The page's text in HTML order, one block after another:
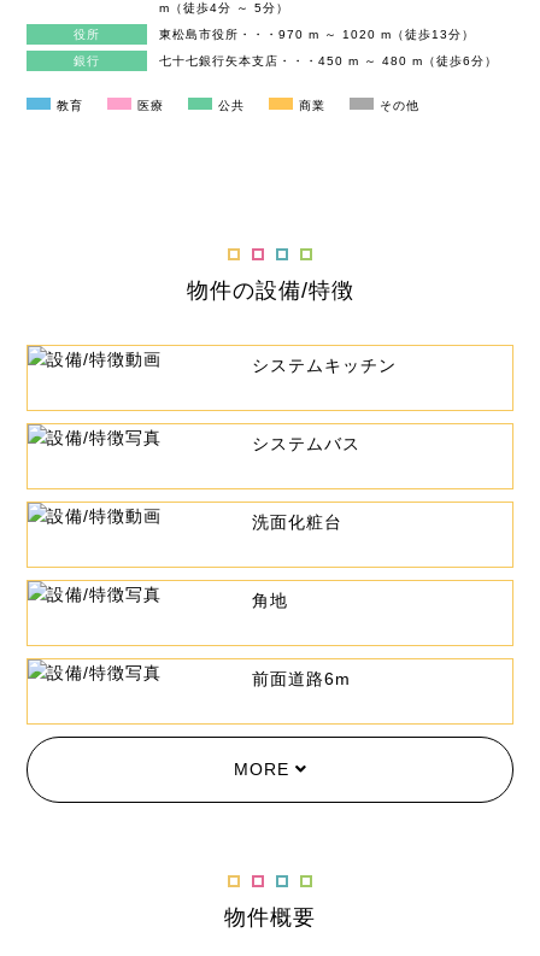
m（徒歩4分 ～ 5分）
役所
東松島市役所・・・970 m ～ 1020 m（徒歩13分）
銀行
七十七銀行矢本支店・・・450 m ～ 480 m（徒歩6分）
教育 医療 公共 商業 その他
物件の設備/特徴
システムキッチン
システムバス
洗面化粧台
角地
前面道路6m
MORE
物件概要